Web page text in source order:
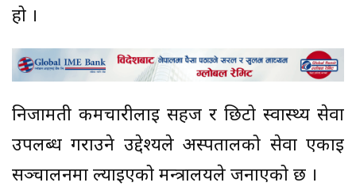
हो ।
निजामती कर्मचारीलाई सहज र छिटो स्वास्थ्य सेवा
उपलब्ध गराउने उद्देश्यले अस्पतालको सेवा एकाइ
सञ्चालनमा ल्याइएको मन्त्रालयले जनाएको छ ।